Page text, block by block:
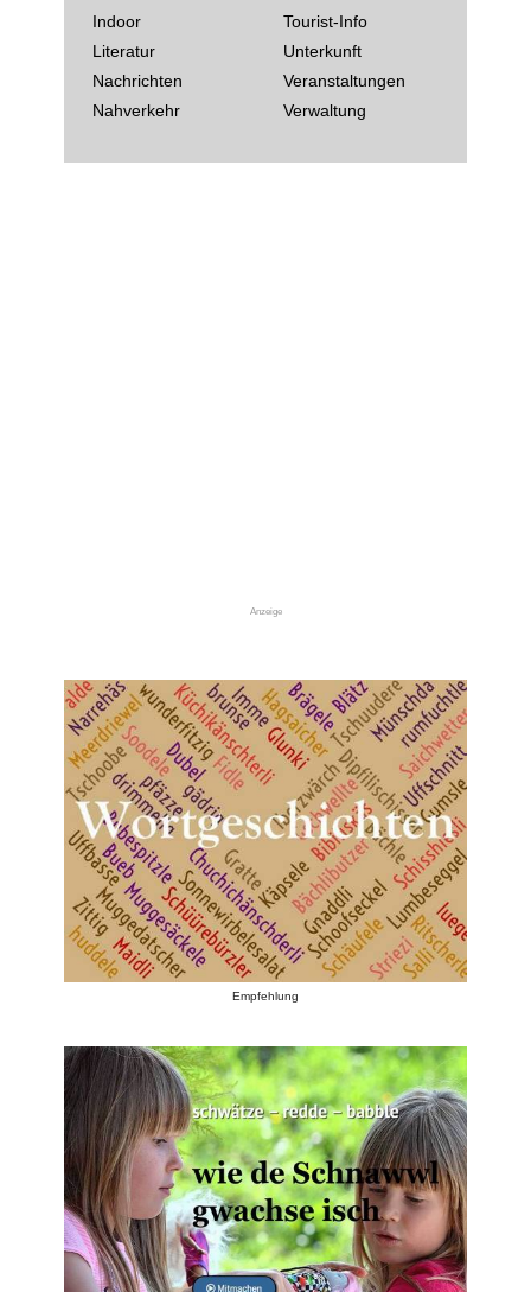
Indoor
Literatur
Nachrichten
Nahverkehr
Tourist-Info
Unterkunft
Veranstaltungen
Verwaltung
Anzeige
Empfehlung